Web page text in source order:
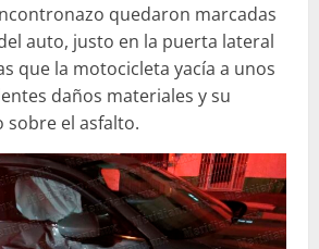
quedaron marcadas
auto, justo en la puerta lateral
que la motocicleta yacía a unos
daños materiales y su
el asfalto.